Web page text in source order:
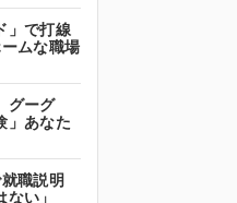
」で打線
ムな職場
グーグ
あなた
職説明
い」